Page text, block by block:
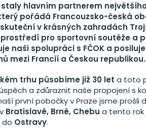
staly hlavním partnerem
pořádá Francouzsko-česká
v krásných zahradách
pro sportovní soutěže a
naši spolupráci s FČOK a
mezi Francií a Českou republikou.
trhu působíme již 30 let a toto
a zdůraznit naše propojení s
první pobočky v Praze jsme prošli
Bratislavě, Brně, Chebu a tento rok
do Ostravy.